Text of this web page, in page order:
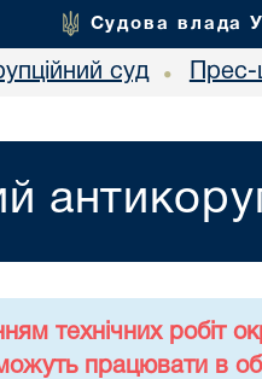
Судова влада
суд •
технічних робіт
працювати в